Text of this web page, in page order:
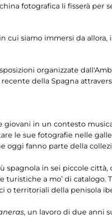
fotografica li fisserà per
siamo immersi da
organizzate
della Spagna
in un contesto
le sue fotografie nelle
oggi fanno parte della
in sei piccole città,
a mo’ di catalogo.
o territoriali della penisola
, un lavoro di due anni